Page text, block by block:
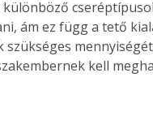
ám ez függ a tető
kell